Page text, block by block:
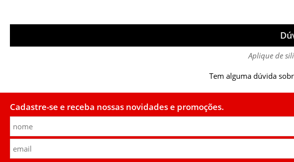
Aplique de
Tem alguma dúvida
Cadastre-se e receba nossas novidades e promoções.